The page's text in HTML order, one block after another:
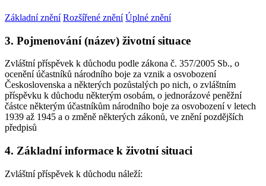
Základní znění Rozšířené znění Úplné znění
3. Pojmenování (název) životní situace
Zvláštní příspěvek k důchodu podle zákona č. 357/2005 Sb., o
ocenění účastníků národního boje za vznik a osvobození
Československa a některých pozůstalých po nich, o zvláštním
příspěvku k důchodu některým osobám, o jednorázové peněžní
částce některým účastníkům národního boje za osvobození v letech
1939 až 1945 a o změně některých zákonů, ve znění pozdějších
předpisů
4. Základní informace k životní situaci
Zvláštní příspěvek k důchodu náleží: